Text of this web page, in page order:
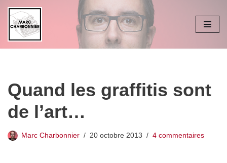
Aller
au
contenu
Quand les graffitis sont
de l’art…
Marc Charbonnier 20 octobre 2013 4 commentaires